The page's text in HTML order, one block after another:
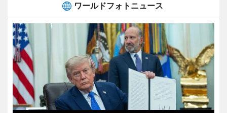
ワールドフォトニュース